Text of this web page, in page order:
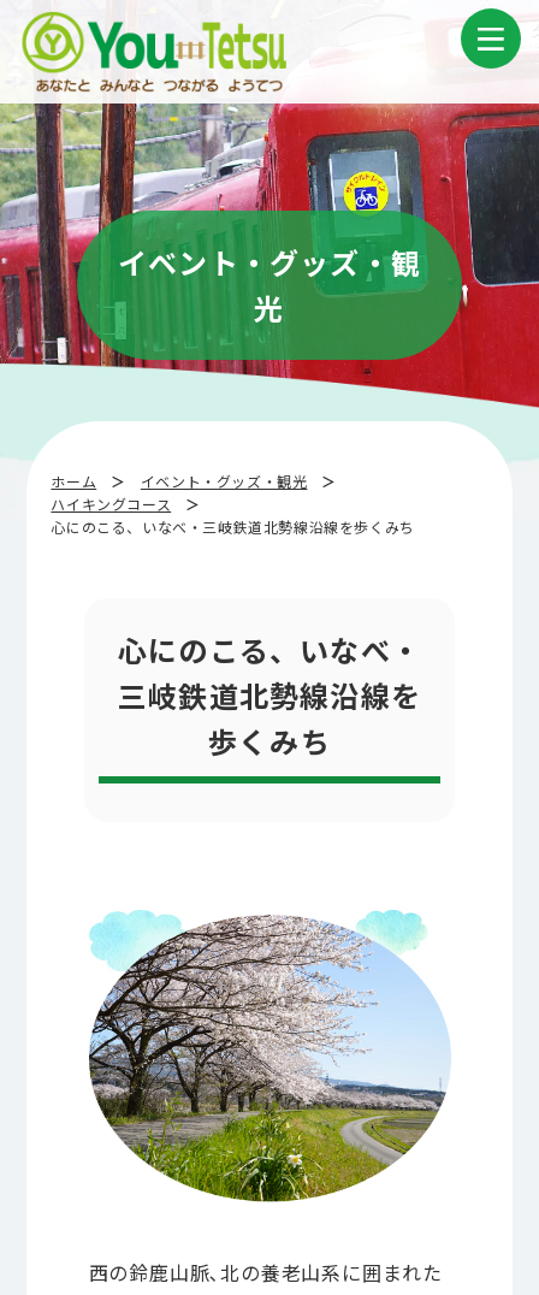
ツ
へ
ス
キ
ッ
プ
シ
ョ
ン
に
移
動
イベント・グッズ・観
光
ホーム
イベント・グッズ・観光
ハイキングコース
心にのこる、いなべ・三岐鉄道北勢線沿線を歩くみち
心にのこる、いなべ・
三岐鉄道北勢線沿線を
歩くみち
西の鈴鹿山脈､北の養老山系に囲まれた